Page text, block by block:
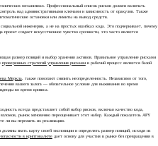
механизмах. Профессиональный список рисков должен включать
над административными ключами и зависимость от оракулов. Также
остановки или лимиты на вывод средств.
инженерии, а не на простых ошибках кода. Это подчеркивает, почему
создает искусственное чувство срочности, это часто является
размер позиций и выбор хранения активов. Правильное управление рисками
проверенных стратегий управления рискамив рабочий процесс является базой
Меркла, также помогают снизить неопределенность. Независимо от того,
вашего залога — обязательное условие для выживания во время
во время кризиса.
всегда представляет собой набор рисков, включая качество кода,
рынок мгновенно переоценивает этот набор. Каждый показатель APY
ли вы пережить их реализацию.
знать карту своей экспозиции и определять размер позиций, исходя из
в криптовалютедает основу для участия в рынке без превращения в